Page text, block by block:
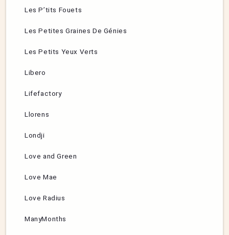
Les P’tits Fouets
Les Petites Graines De Génies
Les Petits Yeux Verts
Libero
Lifefactory
Llorens
Londji
Love and Green
Love Mae
Love Radius
ManyMonths